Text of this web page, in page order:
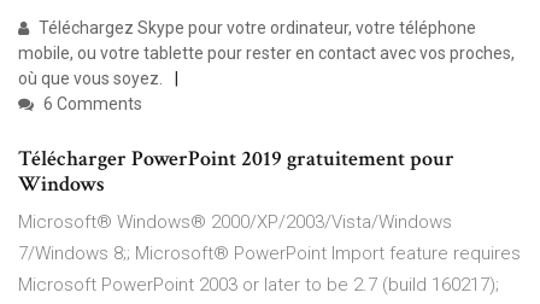
Téléchargez Skype pour votre ordinateur, votre téléphone
mobile, ou votre tablette pour rester en contact avec vos proches,
où que vous soyez.
6 Comments
Télécharger PowerPoint 2019 gratuitement pour
Windows
Microsoft® Windows® 2000/XP/2003/Vista/Windows
7/Windows 8;; Microsoft® PowerPoint Import feature requires
Microsoft PowerPoint 2003 or later to be 2.7 (build 160217);